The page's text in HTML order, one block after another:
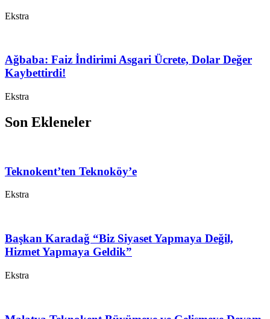
Ekstra
Ağbaba: Faiz İndirimi Asgari Ücrete, Dolar Değer
Kaybettirdi!
Ekstra
Son Ekleneler
Teknokent’ten Teknoköy’e
Ekstra
Başkan Karadağ “Biz Siyaset Yapmaya Değil,
Hizmet Yapmaya Geldik”
Ekstra